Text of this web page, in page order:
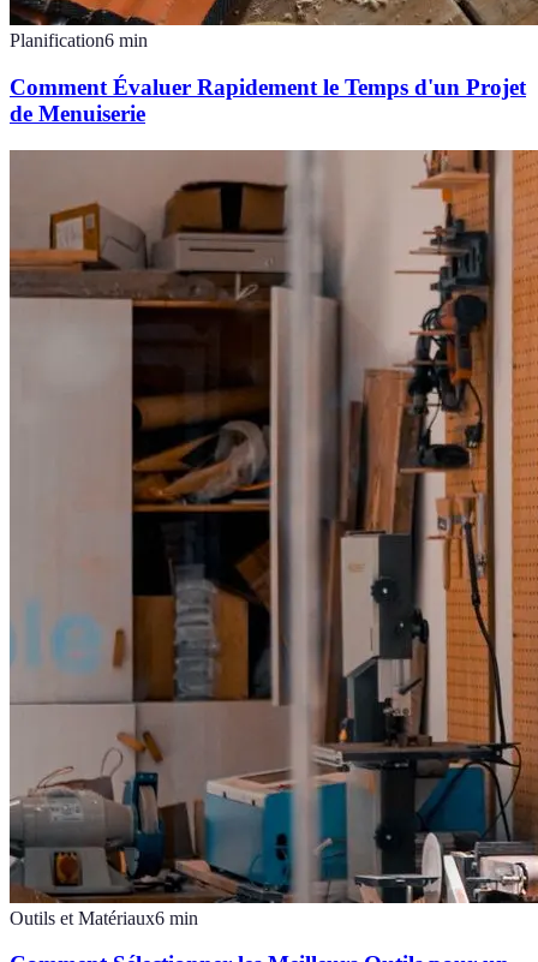
Planification6 min
Comment Évaluer Rapidement le Temps d'un Projet
de Menuiserie
Outils et Matériaux6 min